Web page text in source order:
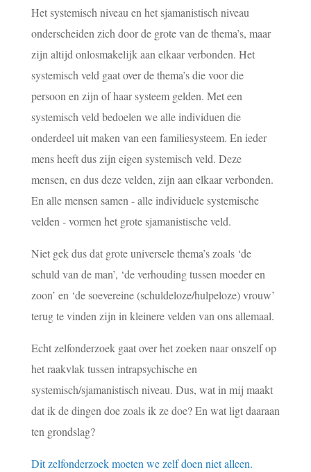
Het systemisch niveau en het sjamanistisch niveau
onderscheiden zich door de grote van de thema’s, maar
zijn altijd onlosmakelijk aan elkaar verbonden. Het
systemisch veld gaat over de thema’s die voor die
persoon en zijn of haar systeem gelden. Met een
systemisch veld bedoelen we alle individuen die
onderdeel uit maken van een familiesysteem. En ieder
mens heeft dus zijn eigen systemisch veld. Deze
mensen, en dus deze velden, zijn aan elkaar verbonden.
En alle mensen samen - alle individuele systemische
velden - vormen het grote sjamanistische veld.
Niet gek dus dat grote universele thema’s zoals ‘de
schuld van de man’, ‘de verhouding tussen moeder en
zoon’ en ‘de soevereine (schuldeloze/hulpeloze) vrouw’
terug te vinden zijn in kleinere velden van ons allemaal.
Echt zelfonderzoek gaat over het zoeken naar onszelf op
het raakvlak tussen intrapsychische en
systemisch/sjamanistisch niveau. Dus, wat in mij maakt
dat ik de dingen doe zoals ik ze doe? En wat ligt daaraan
ten grondslag?
Dit zelfonderzoek moeten we zelf doen niet alleen.